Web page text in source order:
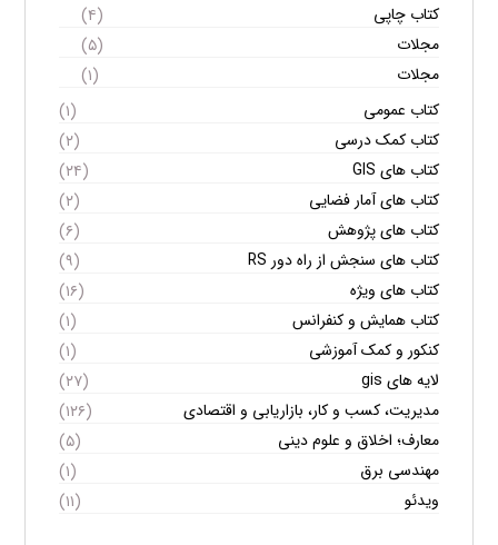
کتاب چاپی
(۴)
مجلات
(۵)
مجلات
(۱)
کتاب عمومی
(۱)
کتاب کمک درسی
(۲)
کتاب های GIS
(۲۴)
کتاب های آمار فضایی
(۲)
کتاب های پژوهش
(۶)
کتاب های سنجش از راه دور RS
(۹)
کتاب های ویژه
(۱۶)
کتاب همایش و کنفرانس
(۱)
کنکور و کمک آموزشی
(۱)
لایه های gis
(۲۷)
مدیریت، کسب و کار، بازاریابی و اقتصادی
(۱۲۶)
معارف؛ اخلاق و علوم دینی
(۵)
مهندسی برق
(۱)
ویدئو
(۱۱)